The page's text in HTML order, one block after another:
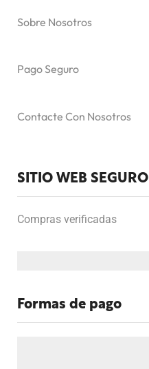
Sobre Nosotros
Pago Seguro
Contacte Con Nosotros
SITIO WEB SEGURO
Compras verificadas
Formas de pago